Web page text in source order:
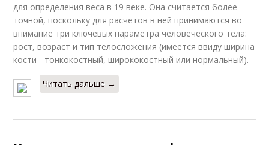
для определения веса в 19 веке. Она считается более
точной, поскольку для расчетов в ней принимаются во
внимание три ключевых параметра человеческого тела:
рост, возраст и тип телосложения (имеется ввиду ширина
кости - тонкокостный, ширококостный или нормальный).
Читать дальше →